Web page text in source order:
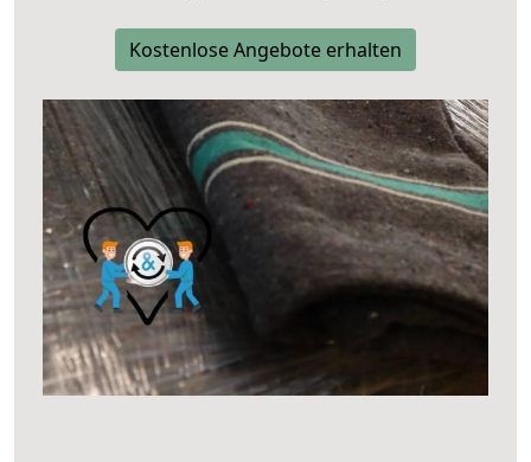
Kostenlose Angebote erhalten